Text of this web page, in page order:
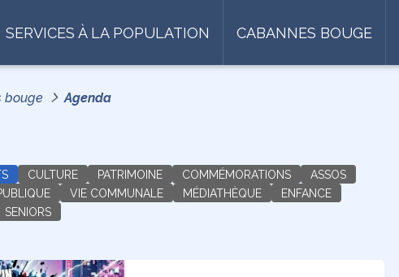
SERVICES À LA POPULATION CABANNES BOUGE
bouge Agenda
CULTURE PATRIMOINE COMMÉMORATIONS
ASSOS
VIE COMMUNALE MÉDIATHÈQUE
ENFANCE
SENIORS